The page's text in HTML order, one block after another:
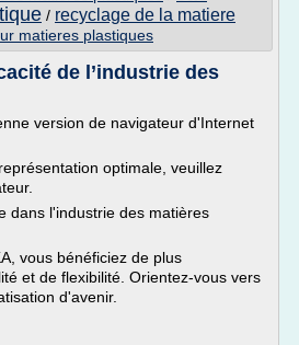
/ recyclage de la matiere
matieres plastiques
de l’industrie des
version de navigateur d'Internet
optimale, veuillez
dans l'industrie des matières
vous bénéficiez de plus
et de flexibilité. Orientez-vous vers
d'avenir.